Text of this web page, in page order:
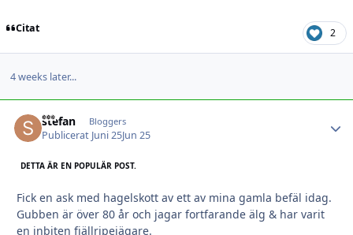
Citat 2
4 weeks later...
stefan Bloggers
Publicerat Juni 25Jun 25
DETTA ÄR EN POPULÄR POST.
Fick en ask med hagelskott av ett av mina gamla befäl idag.
Gubben är över 80 år och jagar fortfarande älg & har varit
en inbiten fjällripejägare.